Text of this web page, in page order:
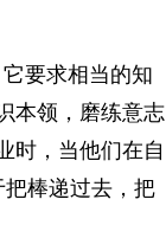
要求相当的知
本领，磨练意志
时，当他们在自
棒递过去，把